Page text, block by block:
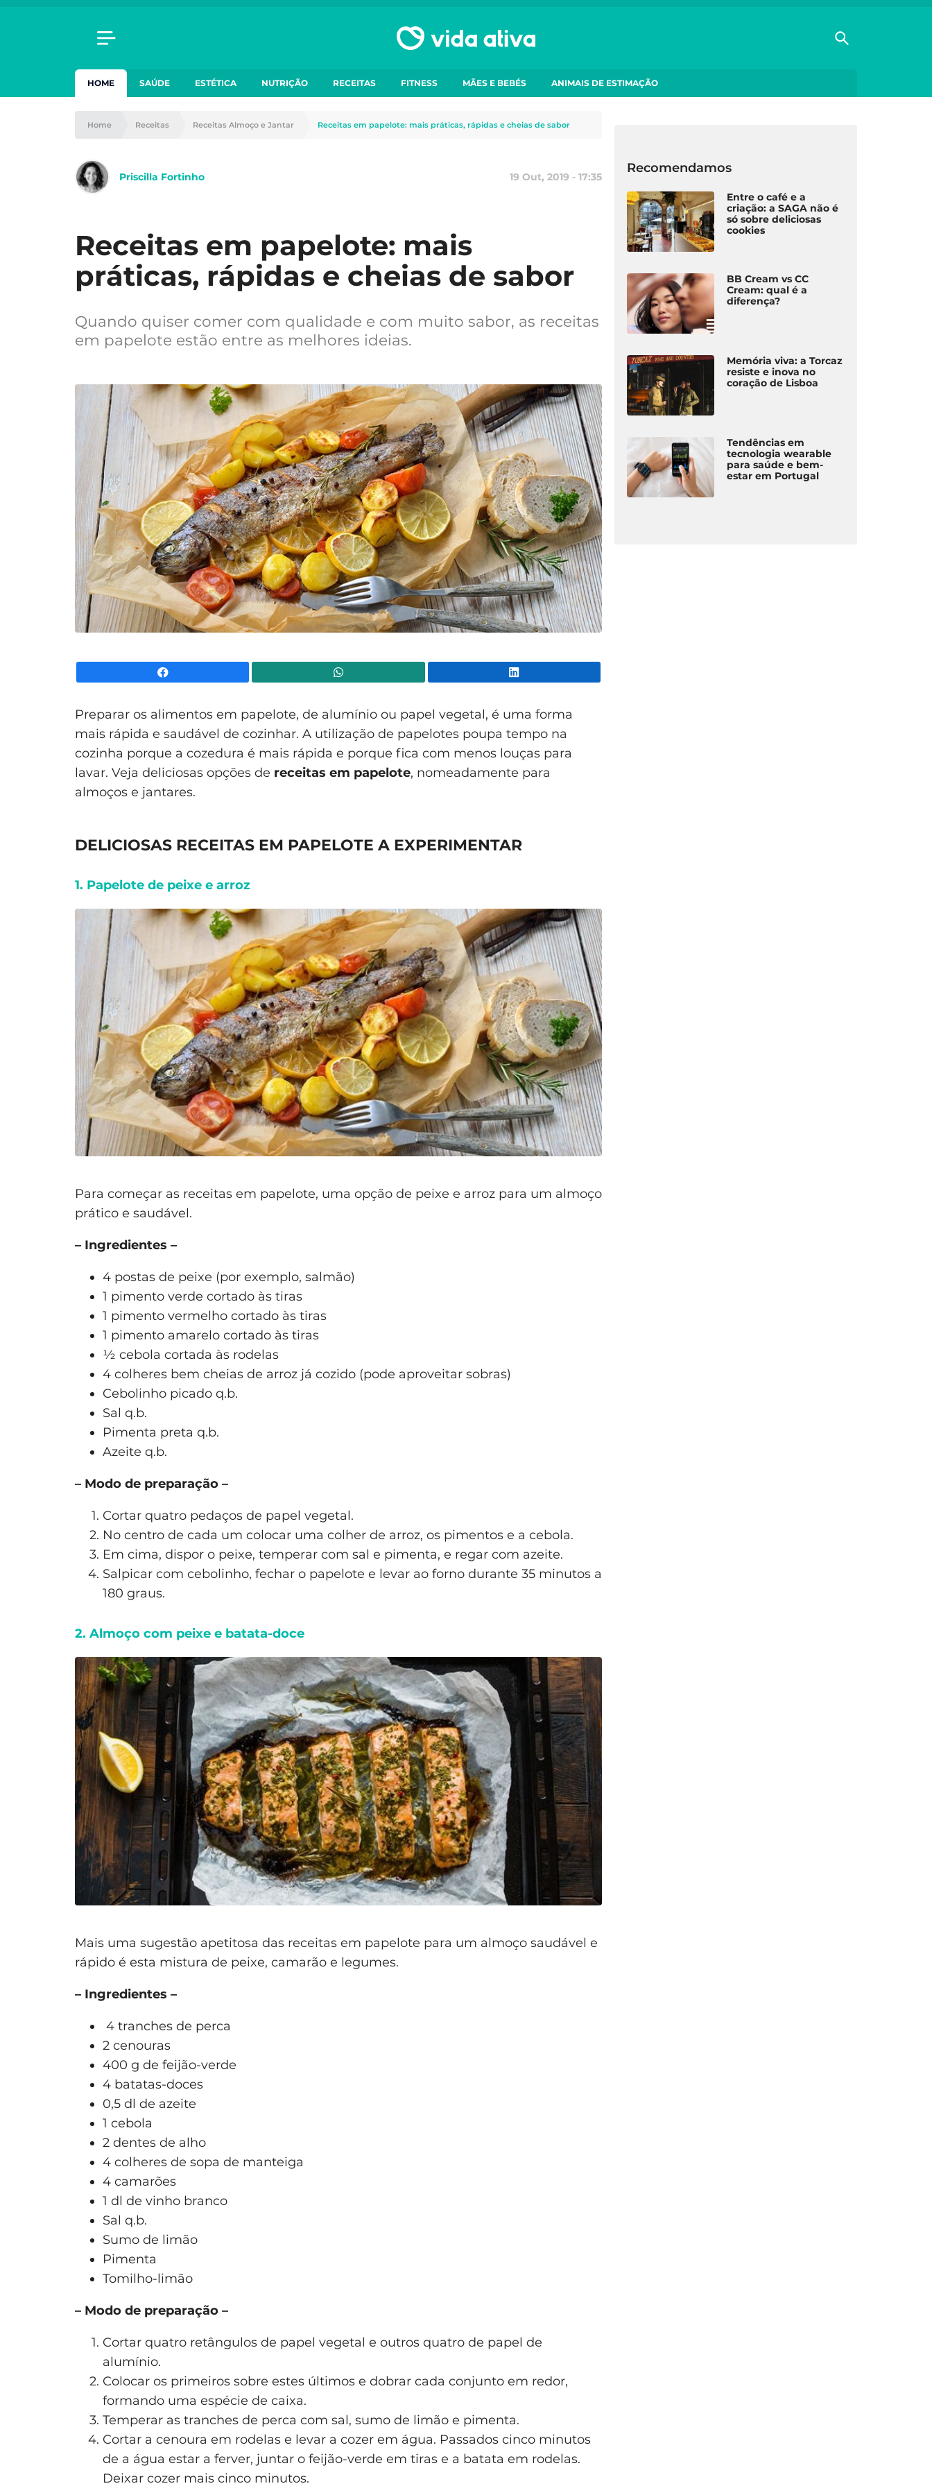
HOME SAÚDE ESTÉTICA NUTRIÇÃO RECEITAS FITNESS MÃES E BEBÉS ANIMAIS DE ESTIMAÇÃO
Home Receitas Receitas Almoço e Jantar Receitas em papelote: mais práticas, rápidas e cheias de sabor
Priscilla Fortinho 19 Out, 2019 - 17:35
Receitas em papelote: mais
práticas, rápidas e cheias de sabor
Quando quiser comer com qualidade e com muito sabor, as receitas
em papelote estão entre as melhores ideias.
Preparar os alimentos em papelote, de alumínio ou papel vegetal, é uma forma
mais rápida e saudável de cozinhar. A utilização de papelotes poupa tempo na
cozinha porque a cozedura é mais rápida e porque fica com menos louças para
lavar. Veja deliciosas opções de receitas em papelote, nomeadamente para
almoços e jantares.
DELICIOSAS RECEITAS EM PAPELOTE A EXPERIMENTAR
1. Papelote de peixe e arroz
Para começar as receitas em papelote, uma opção de peixe e arroz para um almoço
prático e saudável.
– Ingredientes –
4 postas de peixe (por exemplo, salmão)
1 pimento verde cortado às tiras
1 pimento vermelho cortado às tiras
1 pimento amarelo cortado às tiras
½ cebola cortada às rodelas
4 colheres bem cheias de arroz já cozido (pode aproveitar sobras)
Cebolinho picado q.b.
Sal q.b.
Pimenta preta q.b.
Azeite q.b.
– Modo de preparação –
Cortar quatro pedaços de papel vegetal.
No centro de cada um colocar uma colher de arroz, os pimentos e a cebola.
Em cima, dispor o peixe, temperar com sal e pimenta, e regar com azeite.
Salpicar com cebolinho, fechar o papelote e levar ao forno durante 35 minutos a
180 graus.
2. Almoço com peixe e batata-doce
Mais uma sugestão apetitosa das receitas em papelote para um almoço saudável e
rápido é esta mistura de peixe, camarão e legumes.
– Ingredientes –
4 tranches de perca
2 cenouras
400 g de feijão-verde
4 batatas-doces
0,5 dl de azeite
1 cebola
2 dentes de alho
4 colheres de sopa de manteiga
4 camarões
1 dl de vinho branco
Sal q.b.
Sumo de limão
Pimenta
Tomilho-limão
– Modo de preparação –
Cortar quatro retângulos de papel vegetal e outros quatro de papel de
alumínio.
Colocar os primeiros sobre estes últimos e dobrar cada conjunto em redor,
formando uma espécie de caixa.
Temperar as tranches de perca com sal, sumo de limão e pimenta.
Cortar a cenoura em rodelas e levar a cozer em água. Passados cinco minutos
de a água estar a ferver, juntar o feijão-verde em tiras e a batata em rodelas.
Deixar cozer mais cinco minutos.
Recomendamos
Entre o café e a
criação: a SAGA não é
só sobre deliciosas
cookies
BB Cream vs CC
Cream: qual é a
diferença?
Memória viva: a Torcaz
resiste e inova no
coração de Lisboa
Tendências em
tecnologia wearable
para saúde e bem-
estar em Portugal